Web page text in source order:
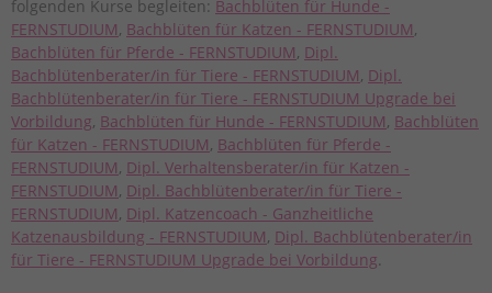
folgenden Kurse begleiten: Bachblüten für Hunde -
FERNSTUDIUM, Bachblüten für Katzen - FERNSTUDIUM,
Bachblüten für Pferde - FERNSTUDIUM, Dipl.
Bachblütenberater/in für Tiere - FERNSTUDIUM, Dipl.
Bachblütenberater/in für Tiere - FERNSTUDIUM Upgrade bei
Vorbildung, Bachblüten für Hunde - FERNSTUDIUM, Bachblüten
für Katzen - FERNSTUDIUM, Bachblüten für Pferde -
FERNSTUDIUM, Dipl. Verhaltensberater/in für Katzen -
FERNSTUDIUM, Dipl. Bachblütenberater/in für Tiere -
FERNSTUDIUM, Dipl. Katzencoach - Ganzheitliche
Katzenausbildung - FERNSTUDIUM, Dipl. Bachblütenberater/in
für Tiere - FERNSTUDIUM Upgrade bei Vorbildung.